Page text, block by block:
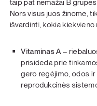
taip pat nemažai B grupės
Nors visus juos žinome,
išvardinti, kokia kiekvieno
Vitaminas A–
prisideda prie
gero regėjimo, odos
reprodukcinės